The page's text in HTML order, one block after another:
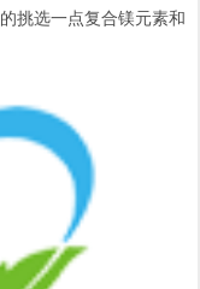
挑选一点复合镁元素和